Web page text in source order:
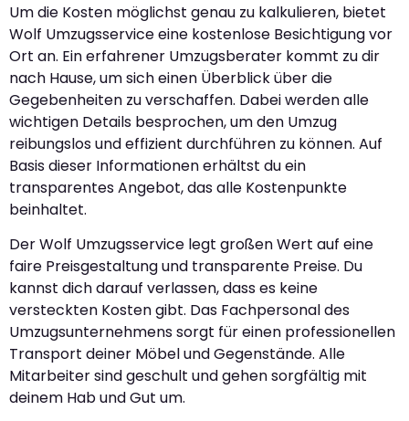
Um die Kosten möglichst genau zu kalkulieren, bietet
Wolf Umzugsservice eine kostenlose Besichtigung vor
Ort an. Ein erfahrener Umzugsberater kommt zu dir
nach Hause, um sich einen Überblick über die
Gegebenheiten zu verschaffen. Dabei werden alle
wichtigen Details besprochen, um den Umzug
reibungslos und effizient durchführen zu können. Auf
Basis dieser Informationen erhältst du ein
transparentes Angebot, das alle Kostenpunkte
beinhaltet.
Der Wolf Umzugsservice legt großen Wert auf eine
faire Preisgestaltung und transparente Preise. Du
kannst dich darauf verlassen, dass es keine
versteckten Kosten gibt. Das Fachpersonal des
Umzugsunternehmens sorgt für einen professionellen
Transport deiner Möbel und Gegenstände. Alle
Mitarbeiter sind geschult und gehen sorgfältig mit
deinem Hab und Gut um.